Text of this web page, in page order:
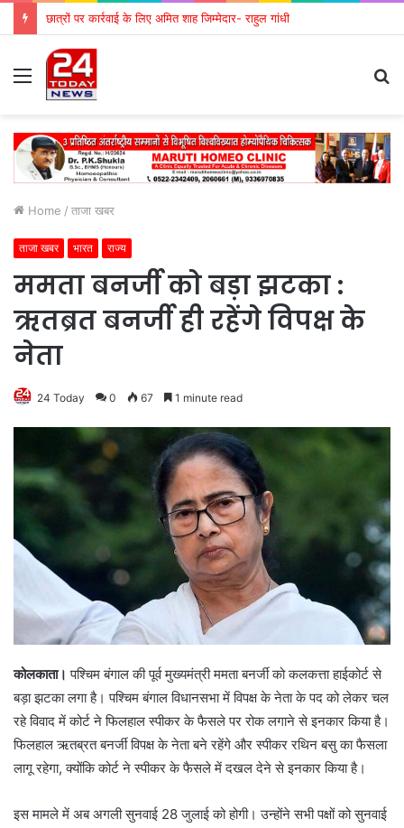
छात्रों पर कार्रवाई के लिए अमित शाह जिम्मेदार- राहुल गांधी
Menu
Home / ताजा खबर
ताजा खबर भारत राज्य
ममता बनर्जी को बड़ा झटका :
ऋतब्रत बनर्जी ही रहेंगे विपक्ष के
नेता
24 Today 0 67 1 minute read
कोलकाता। पश्चिम बंगाल की पूर्व मुख्यमंत्री ममता बनर्जी को कलकत्ता हाईकोर्ट से
बड़ा झटका लगा है। पश्चिम बंगाल विधानसभा में विपक्ष के नेता के पद को लेकर चल
रहे विवाद में कोर्ट ने फिलहाल स्पीकर के फैसले पर रोक लगाने से इनकार किया है।
फिलहाल ऋतब्रत बनर्जी विपक्ष के नेता बने रहेंगे और स्पीकर रथिन बसु का फैसला
लागू रहेगा, क्योंकि कोर्ट ने स्पीकर के फैसले में दखल देने से इनकार किया है।
इस मामले में अब अगली सुनवाई 28 जुलाई को होगी। उन्होंने सभी पक्षों को सुनवाई